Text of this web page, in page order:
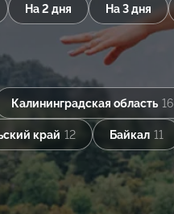
На 2 дня На 3 дня
Калининградская область 16
край 12 Байкал 11